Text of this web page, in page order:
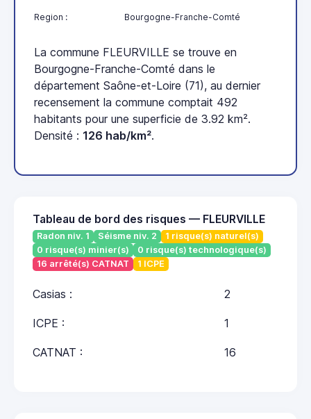
Region : Bourgogne-Franche-Comté
La commune FLEURVILLE se trouve en
Bourgogne-Franche-Comté dans le
département Saône-et-Loire (71), au dernier
recensement la commune comptait 492
habitants pour une superficie de 3.92 km².
Densité : 126 hab/km².
Tableau de bord des risques — FLEURVILLE
Radon niv. 1 Séisme niv. 2
1 risque(s) naturel(s)
0 risque(s) minier(s)
0 risque(s) technologique(s)
16 arrêté(s) CATNAT
1 ICPE
Casias : 2
ICPE : 1
CATNAT : 16